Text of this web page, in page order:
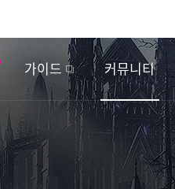
가이드 커뮤니티